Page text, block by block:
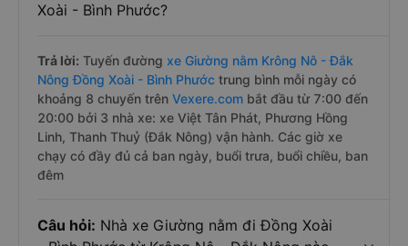
Xoài - Bình Phước?
Trả lời: Tuyến đường xe Giường nằm Krông Nô - Đắk
Nông Đồng Xoài - Bình Phước trung bình mỗi ngày có
khoảng 8 chuyến trên Vexere.com bắt đầu từ 7:00 đến
20:00 bởi 3 nhà xe: xe Việt Tân Phát, Phương Hồng
Linh, Thanh Thuỷ (Đắk Nông) vận hành. Các giờ xe
chạy có đầy đủ cả ban ngày, buổi trưa, buổi chiều, ban
đêm
Câu hỏi: Nhà xe Giường nằm đi Đồng Xoài